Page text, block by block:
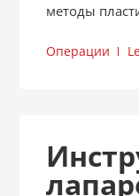
методы
Операции